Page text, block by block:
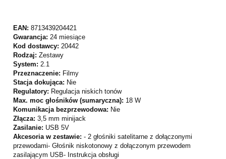
EAN: 8713439204421
Gwarancja: 24 miesiące
Kod dostawcy: 20442
Rodzaj: Zestawy
System: 2.1
Przeznaczenie: Filmy
Stacja dokująca: Nie
Regulatory: Regulacja niskich tonów
Max. moc głośników (sumaryczna): 18 W
Komunikacja bezprzewodowa: Nie
Złącza: 3,5 mm minijack
Zasilanie: USB 5V
Akcesoria w zestawie: - 2 głośniki satelitarne z dołączonymi
przewodami- Głośnik niskotonowy z dołączonym przewodem
zasilającym USB- Instrukcja obsługi